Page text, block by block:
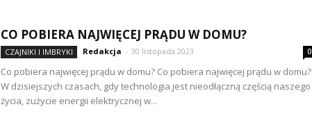
CO POBIERA NAJWIĘCEJ PRĄDU W DOMU?
CZAJNIKI I IMBRYKI Redakcja - 30 listopada 2023 0
Co pobiera najwięcej prądu w domu? Co pobiera najwięcej prądu w domu?
W dzisiejszych czasach, gdy technologia jest nieodłączną częścią naszego
życia, zużycie energii elektrycznej w...